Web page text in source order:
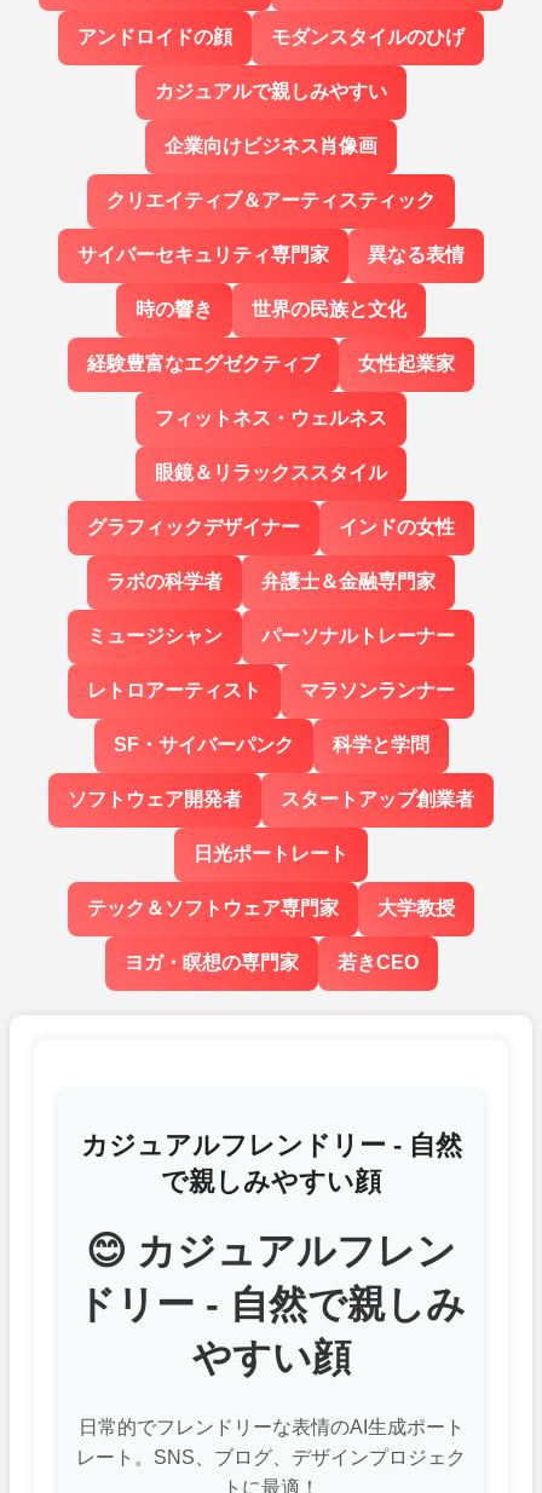
アンドロイドの顔 モダンスタイルのひげ
カジュアルで親しみやすい
企業向けビジネス肖像画
クリエイティブ＆アーティスティック
サイバーセキュリティ専門家 異なる表情
時の響き 世界の民族と文化
経験豊富なエグゼクティブ 女性起業家
フィットネス・ウェルネス
眼鏡＆リラックススタイル
グラフィックデザイナー インドの女性
ラボの科学者 弁護士＆金融専門家
ミュージシャン パーソナルトレーナー
レトロアーティスト マラソンランナー
SF・サイバーパンク 科学と学問
ソフトウェア開発者 スタートアップ創業者
日光ポートレート
テック＆ソフトウェア専門家 大学教授
ヨガ・瞑想の専門家 若きCEO
カジュアルフレンドリー - 自然
で親しみやすい顔
😊 カジュアルフレン
ドリー - 自然で親しみ
やすい顔
日常的でフレンドリーな表情のAI生成ポート
レート。SNS、ブログ、デザインプロジェク
トに最適！